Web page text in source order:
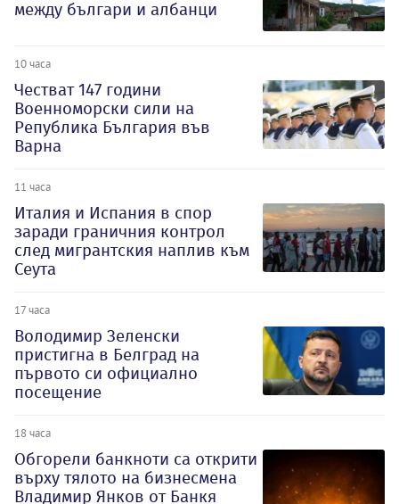
между българи и албанци
10 часа
Честват 147 години
Военноморски сили на
Република България във
Варна
11 часа
Италия и Испания в спор
заради граничния контрол
след мигрантския наплив към
Сеута
17 часа
Володимир Зеленски
пристигна в Белград на
първото си официално
посещение
18 часа
Обгорели банкноти са открити
върху тялото на бизнесмена
Владимир Янков от Банкя